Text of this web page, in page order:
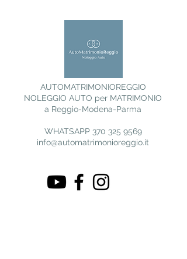
AUTOMATRIMONIOREGGIO
NOLEGGIO AUTO per MATRIMONIO
a Reggio-Modena-Parma
WHATSAPP 370 325 9569
info@automatrimonioreggio.it